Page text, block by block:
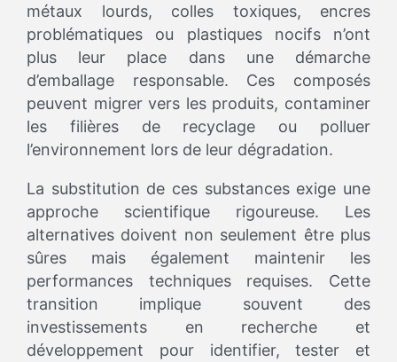
métaux lourds, colles toxiques, encres
problématiques ou plastiques nocifs n’ont
plus leur place dans une démarche
d’emballage responsable. Ces composés
peuvent migrer vers les produits, contaminer
les filières de recyclage ou polluer
l’environnement lors de leur dégradation.
La substitution de ces substances exige une
approche scientifique rigoureuse. Les
alternatives doivent non seulement être plus
sûres mais également maintenir les
performances techniques requises. Cette
transition implique souvent des
investissements en recherche et
développement pour identifier, tester et